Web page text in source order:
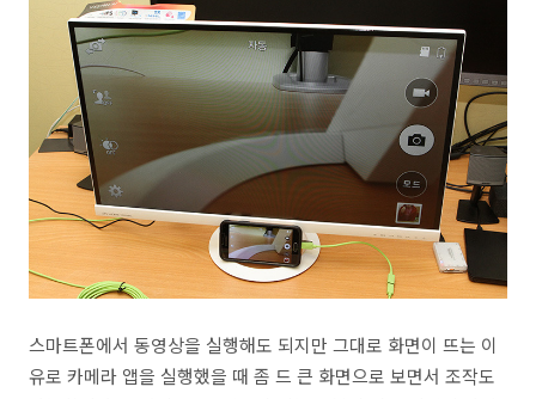
스마트폰에서 동영상을 실행해도 되지만 그대로 화면이 뜨는 이
유로 카메라 앱을 실행했을 때 좀 드 큰 화면으로 보면서 조작도